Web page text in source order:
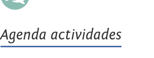
Agenda actividades